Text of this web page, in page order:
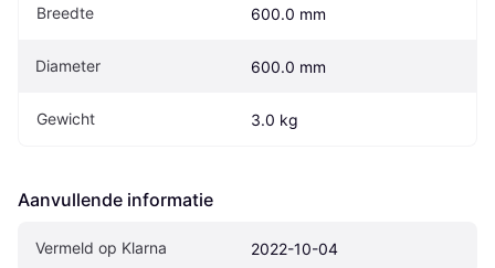
Breedte 600.0 mm
Diameter 600.0 mm
Gewicht 3.0 kg
Aanvullende informatie
Vermeld op Klarna 2022-10-04